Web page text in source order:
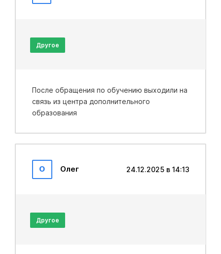
Другое
После обращения по обучению выходили на
связь из центра дополнительного
образования
О Олег 24.12.2025 в 14:13
Другое